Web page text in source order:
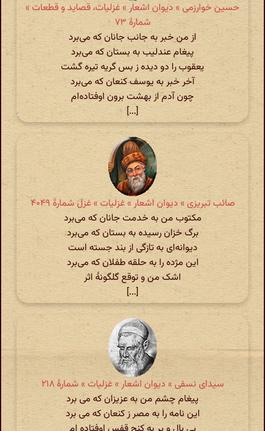
حسین خوارزمی » دیوان اشعار » غزلیات، قصاید و قطعات »
شمارهٔ ۷۳
از من خبر به جانب جانان که می‌برد
پیغام عندلیب به بستان که می‌برد
یعقوب را دو دیده ز بس گریه تیره گشت
آخر خبر به یوسف کنعان که می‌برد
چون آدم از بهشت برون اوفتاده‌ام
[...]
صائب تبریزی » دیوان اشعار » غزلیات » غزل شمارهٔ ۴۰۴۹
مکتوب من به خدمت جانان که می‌برد
برگ خزان رسیده به بستان که می‌برد
دیوانه‌ای به تازگی از بند جسته است
این مژده را به حلقه طفلان که می‌برد
اشک من و توقع گلگونهٔ اثر
[...]
سیدای نسفی » دیوان اشعار » غزلیات » شمارهٔ ۲۱۸
پیغام چشم من به عزیزان که می برد
این نامه را به مصر ز کنعان که می برد